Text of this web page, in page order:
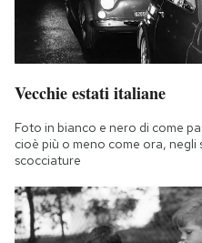
Vecchie estati italiane
Foto in bianco e nero di come
cioè più o meno come ora, negli
scocciature